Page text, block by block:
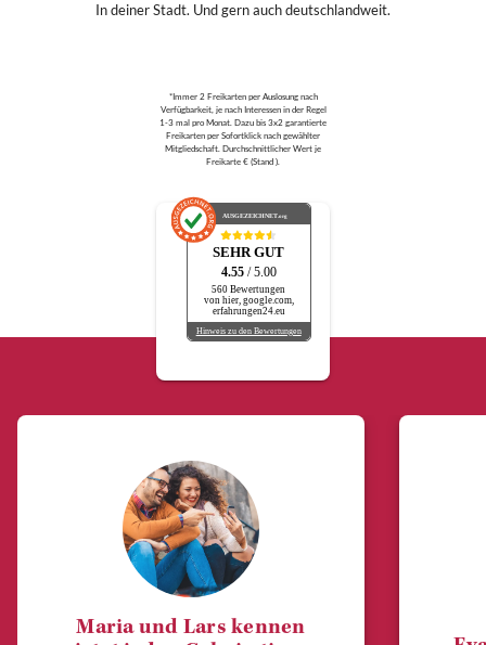
In deiner Stadt. Und gern auch deutschlandweit.
*Immer 2 Freikarten per Auslosung nach
Verfügbarkeit, je nach Interessen in der Regel
1-3 mal pro Monat. Dazu bis 3x2 garantierte
Freikarten per Sofortklick nach gewählter
Mitgliedschaft. Durchschnittlicher Wert je
Freikarte € (Stand ).
AUSGEZEICHNET.org
SEHR GUT
4.55 / 5.00
560 Bewertungen
von hier, google.com,
erfahrungen24.eu
Hinweis zu den Bewertungen
Maria und Lars kennen